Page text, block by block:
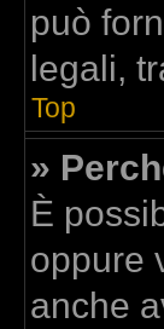
può
legali,
Top
»
È
oppure
anche